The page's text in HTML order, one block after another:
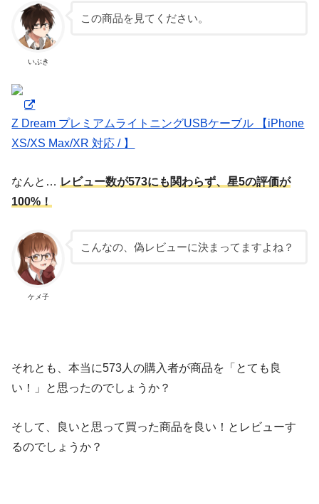
いぶき
この商品を見てください。
Z Dream プレミアムライトニングUSBケーブル 【iPhone
XS/XS Max/XR 対応 / 】
なんと… レビュー数が573にも関わらず、星5の評価が
100%！
ケメ子
こんなの、偽レビューに決まってますよね？
それとも、本当に573人の購入者が商品を「とても良
い！」と思ったのでしょうか？
そして、良いと思って買った商品を良い！とレビューす
るのでしょうか？